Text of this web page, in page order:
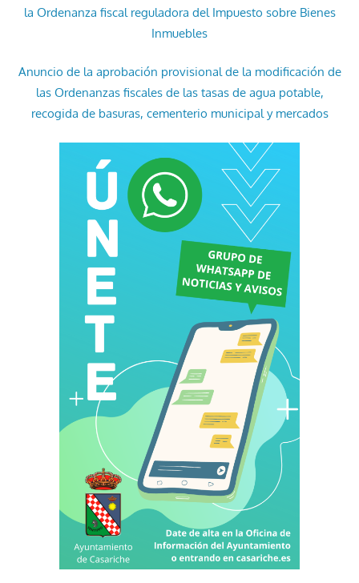
la Ordenanza fiscal reguladora del Impuesto sobre Bienes
Inmuebles
Anuncio de la aprobación provisional de la modificación de
las Ordenanzas fiscales de las tasas de agua potable,
recogida de basuras, cementerio municipal y mercados